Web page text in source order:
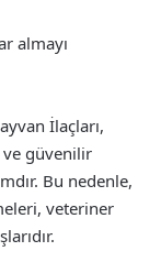
almayı
İlaçları,
ve güvenilir
Bu nedenle,
veteriner